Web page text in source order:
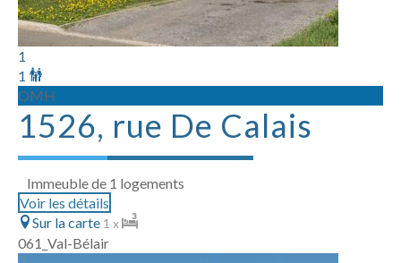
1
1
OMH
1526, rue De Calais
Immeuble de 1 logements
Voir les détails
Sur la carte 1 x
061_Val-Bélair